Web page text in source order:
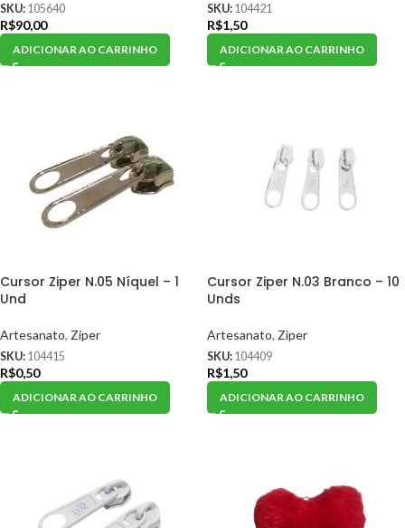
SKU: 105640
R$90,00
ADICIONAR AO CARRINHO
SKU: 104421
R$1,50
ADICIONAR AO CARRINHO
Cursor Ziper N.05 Níquel – 1
Und
Artesanato, Ziper
SKU: 104415
R$0,50
ADICIONAR AO CARRINHO
Cursor Ziper N.03 Branco – 10
Unds
Artesanato, Ziper
SKU: 104409
R$1,50
ADICIONAR AO CARRINHO